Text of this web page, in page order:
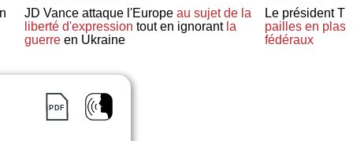
ADJUST COLORS
JD Vance attaque l'Europe au sujet de la
liberté d'expression tout en ignorant la
guerreen Ukraine
Le président
pailles en
fédéraux